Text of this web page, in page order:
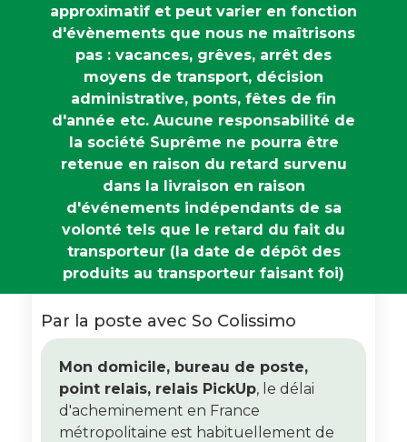
approximatif et peut varier en fonction
d'évènements que nous ne maîtrisons
pas : vacances, grêves, arrêt des
moyens de transport, décision
administrative, ponts, fêtes de fin
d'année etc. Aucune responsabilité de
la société Suprême ne pourra être
retenue en raison du retard survenu
dans la livraison en raison
d'événements indépendants de sa
volonté tels que le retard du fait du
transporteur (la date de dépôt des
produits au transporteur faisant foi)
Par la poste avec So Colissimo
Mon domicile, bureau de poste,
point relais, relais PickUp, le délai
d'acheminement en France
métropolitaine est habituellement de